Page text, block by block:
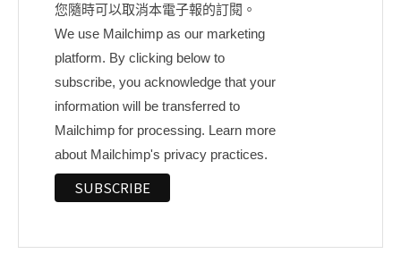
您隨時可以取消本電子報的訂閱。
We use Mailchimp as our marketing
platform. By clicking below to
subscribe, you acknowledge that your
information will be transferred to
Mailchimp for processing. Learn more
about Mailchimp's privacy practices.